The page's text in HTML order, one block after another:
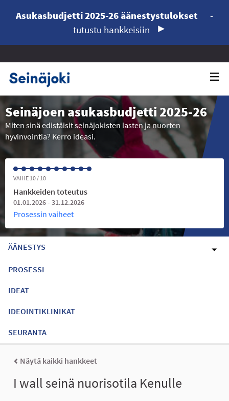
Asukasbudjetti 2025-26 äänestystulokset
-
tutustu hankkeisiin
Seinäjoen asukasbudjetti 2025-26
Miten sinä edistäisit seinäjokisten lasten ja nuorten
hyvinvointia? Kerro ideasi.
VAIHE 10 / 10
Hankkeiden toteutus
01.01.2026 - 31.12.2026
Prosessin vaiheet
ÄÄNESTYS
PROSESSI
IDEAT
IDEOINTIKLINIKAT
SEURANTA
Näytä kaikki hankkeet
I wall seinä nuorisotila Kenulle